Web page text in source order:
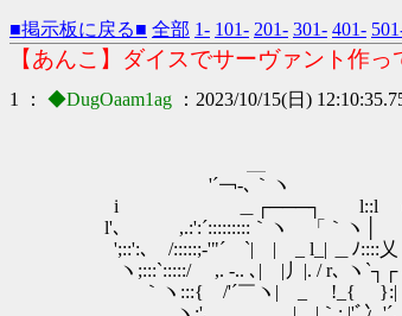
■掲示板に戻る■ 全部 1- 101- 201- 301- 401-
【あんこ】ダイスでサーヴァント作
1 ： ◆DugOaam1ag ：2023/10/15(日)
,.
＿ !
'´￢‐､｀ヽ |l ,.
i ＿┌───┐ l::l
l'､ ,.:':´:::::::::｀ヽ 「｀ヽ│
';::':､ /:::::;‐'"´￣`| | _ l_| ＿ﾉ::::乂
ヽ;:::`:::::/ ,. -.. ､| |丿|. / r､ ヽ`┐┌〃
｀ヽ:::{ /'´￣ヽ| _ !_{ }:| |;;;